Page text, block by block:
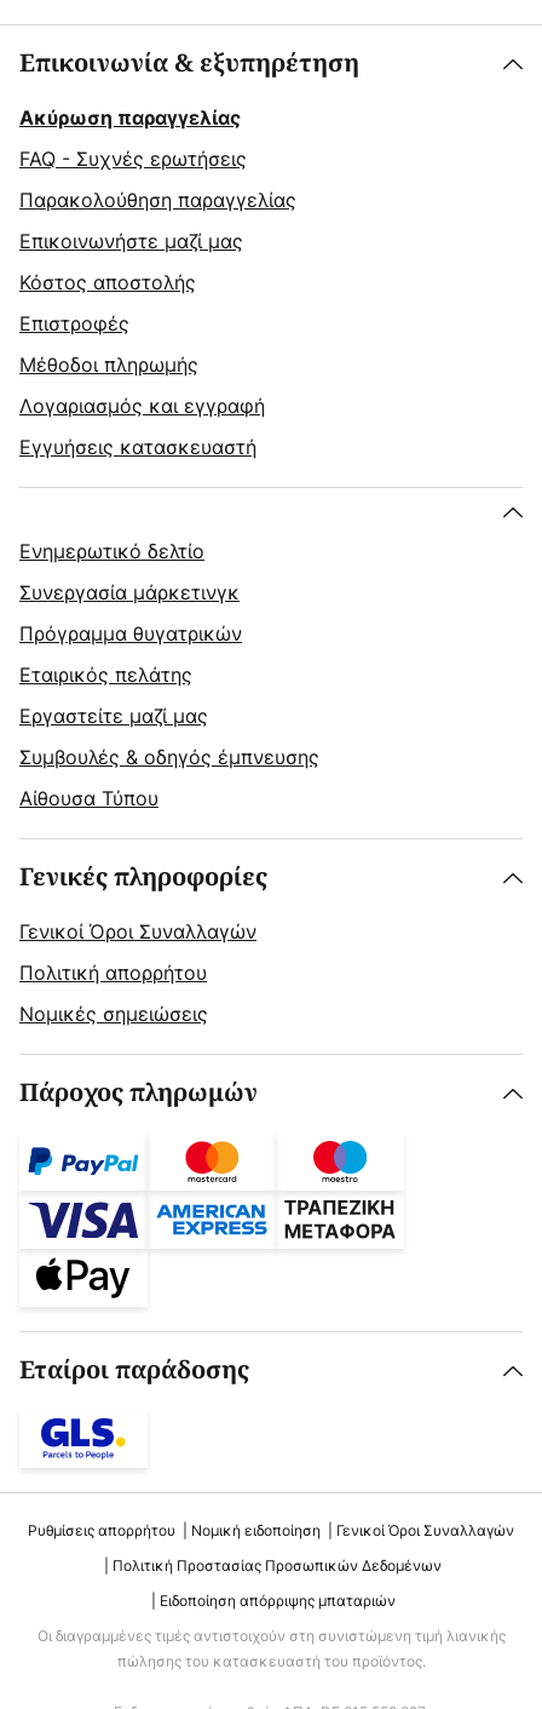
Επικοινωνία & εξυπηρέτηση
Ακύρωση παραγγελίας
FAQ - Συχνές ερωτήσεις
Παρακολούθηση παραγγελίας
Επικοινωνήστε μαζί μας
Κόστος αποστολής
Επιστροφές
Μέθοδοι πληρωμής
Λογαριασμός και εγγραφή
Εγγυήσεις κατασκευαστή
Ενημερωτικό δελτίο
Συνεργασία μάρκετινγκ
Πρόγραμμα θυγατρικών
Εταιρικός πελάτης
Εργαστείτε μαζί μας
Συμβουλές & οδηγός έμπνευσης
Αίθουσα Τύπου
Γενικές πληροφορίες
Γενικοί Όροι Συναλλαγών
Πολιτική απορρήτου
Νομικές σημειώσεις
Πάροχος πληρωμών
Εταίροι παράδοσης
Ρυθμίσεις απορρήτου Νομική ειδοποίηση
Γενικοί Όροι Συναλλαγών
Πολιτική Προστασίας Προσωπικών Δεδομένων
Ειδοποίηση απόρριψης μπαταριών
Οι διαγραμμένες τιμές αντιστοιχούν στη συνιστώμενη τιμή λιανικής
πώλησης του κατασκευαστή του προϊόντος.